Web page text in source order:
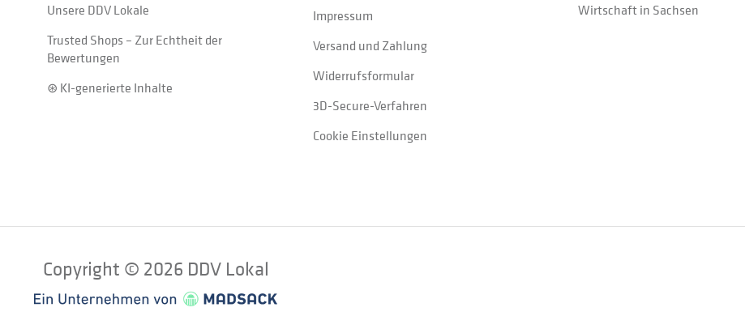
Unsere DDV Lokale
Trusted Shops – Zur Echtheit der
Bewertungen
⊛ KI-generierte Inhalte
Impressum
Versand und Zahlung
Widerrufsformular
3D-Secure-Verfahren
Cookie Einstellungen
Wirtschaft in Sachsen
Copyright © 2026 DDV Lokal